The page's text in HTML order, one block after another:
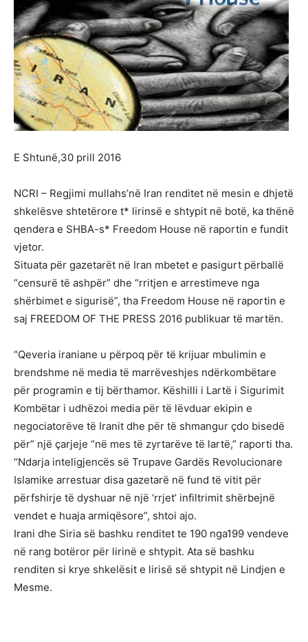
E Shtunë,30 prill 2016
NCRI – Regjimi mullahs’në Iran renditet në mesin e dhjetë
shkelësve shtetërore t* lirinsë e shtypit në botë, ka thënë
qendera e SHBA-s* Freedom House në raportin e fundit
vjetor.
Situata për gazetarët në Iran mbetet e pasigurt përballë
“censurë të ashpër” dhe “rritjen e arrestimeve nga
shërbimet e sigurisë”, tha Freedom House në raportin e
saj FREEDOM OF THE PRESS 2016 publikuar të martën.
“Qeveria iraniane u përpoq për të krijuar mbulimin e
brendshme në media të marrëveshjes ndërkombëtare
për programin e tij bërthamor. Këshilli i Lartë i Sigurimit
Kombëtar i udhëzoi media për të lëvduar ekipin e
negociatorëve të Iranit dhe për të shmangur çdo bisedë
për” një çarjeje “në mes të zyrtarëve të lartë,” raporti tha.
“Ndarja inteligjencës së Trupave Gardës Revolucionare
Islamike arrestuar disa gazetarë në fund të vitit për
përfshirje të dyshuar në një ‘rrjet’ infiltrimit shërbejnë
vendet e huaja armiqësore”, shtoi ajo.
Irani dhe Siria së bashku renditet te 190 nga199 vendeve
në rang botëror për lirinë e shtypit. Ata së bashku
renditen si krye shkelësit e lirisë së shtypit në Lindjen e
Mesme.